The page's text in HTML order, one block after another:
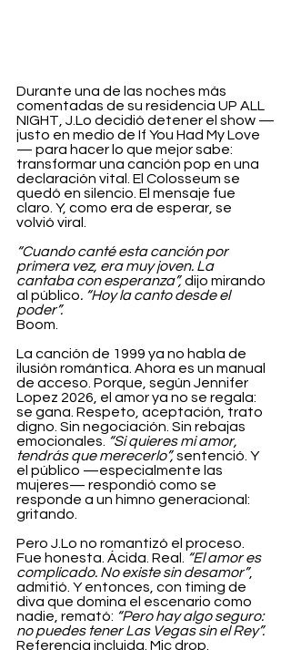
Durante una de las noches más
comentadas de su residencia UP ALL
NIGHT, J.Lo decidió detener el show —
justo en medio de If You Had My Love
— para hacer lo que mejor sabe:
transformar una canción pop en una
declaración vital. El Colosseum se
quedó en silencio. El mensaje fue
claro. Y, como era de esperar, se
volvió viral.
“Cuando canté esta canción por
primera vez, era muy joven. La
cantaba con esperanza”, dijo mirando
al público. “Hoy la canto desde el
poder”.
Boom.
La canción de 1999 ya no habla de
ilusión romántica. Ahora es un manual
de acceso. Porque, según Jennifer
Lopez 2026, el amor ya no se regala:
se gana. Respeto, aceptación, trato
digno. Sin negociación. Sin rebajas
emocionales. “Si quieres mi amor,
tendrás que merecerlo”, sentenció. Y
el público —especialmente las
mujeres— respondió como se
responde a un himno generacional:
gritando.
Pero J.Lo no romantizó el proceso.
Fue honesta. Ácida. Real.
“El amor es
complicado. No existe sin desamor”,
admitió. Y entonces, con timing de
diva que domina el escenario como
nadie, remató: “Pero hay algo seguro:
no puedes tener Las Vegas sin el Rey”.
Referencia incluida. Mic drop.